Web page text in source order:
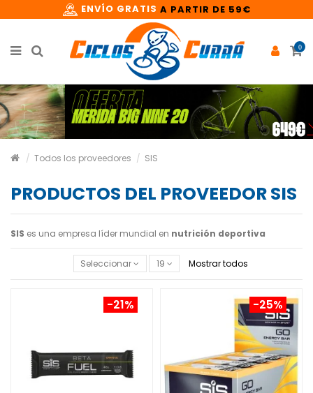
ENVÍO GRATIS A PARTIR DE 59€
0
Todos los proveedores SIS
PRODUCTOS DEL PROVEEDOR SIS
SIS es una empresa líder mundial en nutrición deportiva
Seleccionar 19 Mostrar todos
-21% -25%